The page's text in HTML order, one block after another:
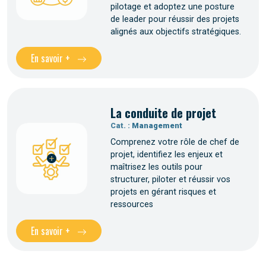
pilotage et adoptez une posture
de leader pour réussir des projets
alignés aux objectifs stratégiques.
En savoir +
La conduite de projet
Cat. : Management
Comprenez votre rôle de chef de
projet, identifiez les enjeux et
maîtrisez les outils pour
structurer, piloter et réussir vos
projets en gérant risques et
ressources
En savoir +